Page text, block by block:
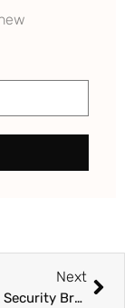
Next
Parliament Security Breach: ਦਿੱਲੀ ਪੁਲਿਸ ਮੁੜ ਸਿਰਜੇਗੀ ਕ੍ਰਾਈਮ ਸੀਨ, ਲੋਕ ਸਭਾ ਸਪੀਕਰ ਤੋਂ ਮੰਗੀ ਆਗਿਆ; ਭਾਜਪਾ ਸਾਂਸਦ ਦੇ ਵੀ ਬਿਆਨ ਹੋਣਗੇ ਦਰਜ